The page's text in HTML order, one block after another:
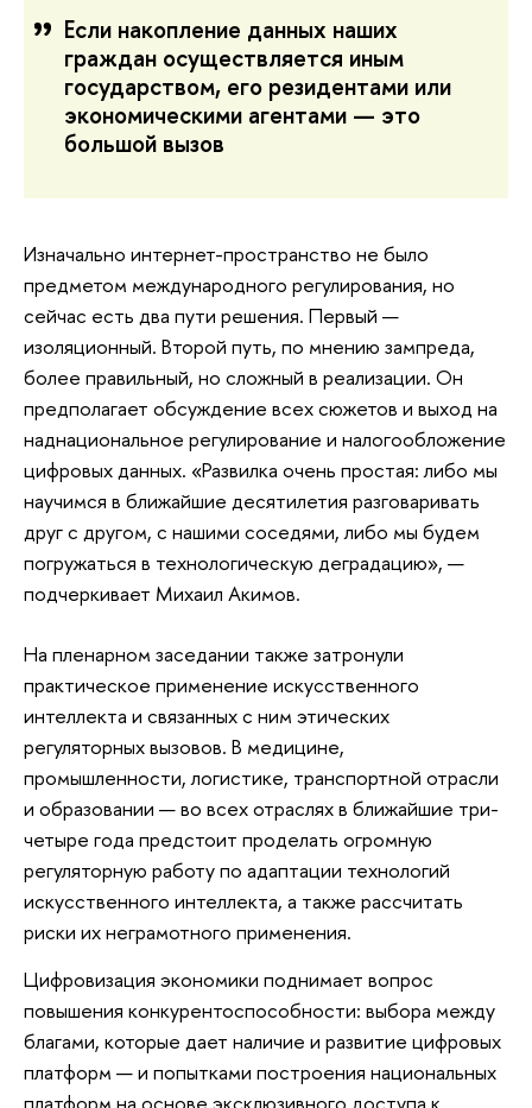
Если накопление данных наших
граждан осуществляется иным
государством, его резидентами или
экономическими агентами — это
большой вызов
Изначально интернет-пространство не было
предметом международного регулирования, но
сейчас есть два пути решения. Первый —
изоляционный. Второй путь, по мнению зампреда,
более правильный, но сложный в реализации. Он
предполагает обсуждение всех сюжетов и выход на
наднациональное регулирование и налогообложение
цифровых данных. «Развилка очень простая: либо мы
научимся в ближайшие десятилетия разговаривать
друг с другом, с нашими соседями, либо мы будем
погружаться в технологическую деградацию», —
подчеркивает Михаил Акимов.
На пленарном заседании также затронули
практическое применение искусственного
интеллекта и связанных с ним этических
регуляторных вызовов. В медицине,
промышленности, логистике, транспортной отрасли
и образовании — во всех отраслях в ближайшие три-
четыре года предстоит проделать огромную
регуляторную работу по адаптации технологий
искусственного интеллекта, а также рассчитать
риски их неграмотного применения.
Цифровизация экономики поднимает вопрос
повышения конкурентоспособности: выбора между
благами, которые дает наличие и развитие цифровых
платформ — и попытками построения национальных
платформ на основе эксклюзивного доступа к